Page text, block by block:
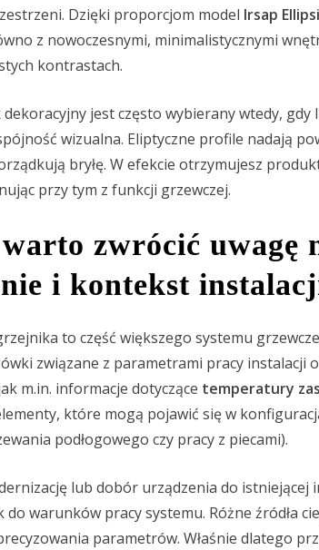
Dzięki proporcjom model Irsap
z nowoczesnymi, minimalistycznymi
kontrastach.
jest często wybierany wtedy, gdy
wizualna. Eliptyczne profile nadają
bryłę. W efekcie otrzymujesz
przy tym z funkcji grzewczej.
zwrócić uwagę
i kontekst
to część większego systemu
związane z parametrami pracy instalacji
m.in. informacje dotyczące temperatury
które mogą pojawić się w
podłogowego czy pracy z piecami).
lub dobór urządzenia do istniejącej
warunków pracy systemu. Różne źródła
parametrów. Właśnie dlatego